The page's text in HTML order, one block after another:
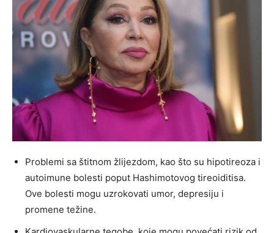
Problemi sa štitnom žlijezdom, kao što su hipotireoza i
autoimune bolesti poput Hashimotovog tireoiditisa.
Ove bolesti mogu uzrokovati umor, depresiju i
promene težine.